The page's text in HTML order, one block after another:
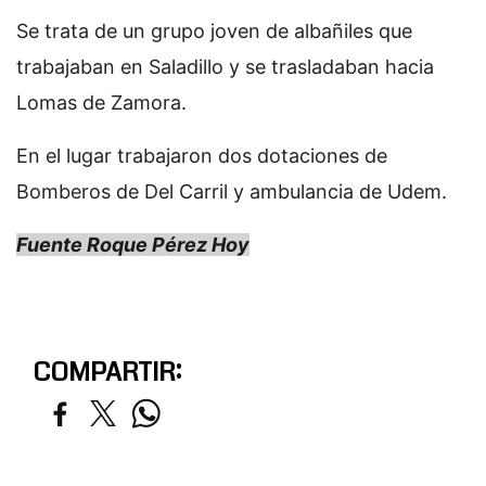
Se trata de un grupo joven de albañiles que
trabajaban en Saladillo y se trasladaban hacia
Lomas de Zamora.
En el lugar trabajaron dos dotaciones de
Bomberos de Del Carril y ambulancia de Udem.
Fuente Roque Pérez Hoy
COMPARTIR: